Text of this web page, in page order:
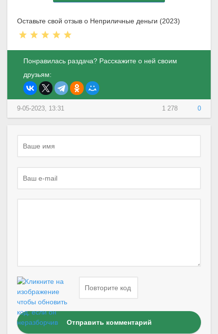
Оставьте свой отзыв о Неприличные деньги (2023)
Понравилась раздача? Расскажите о ней своим
друзьям:
1 278 0
9-05-2023, 13:31
Отправить комментарий